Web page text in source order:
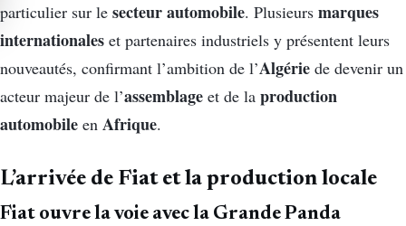
particulier sur le secteur automobile. Plusieurs marques
internationales et partenaires industriels y présentent leurs
nouveautés, confirmant l’ambition de l’Algérie de devenir un
acteur majeur de l’assemblage et de la production
automobile en Afrique.
L’arrivée de Fiat et la production locale
Fiat ouvre la voie avec la Grande Panda